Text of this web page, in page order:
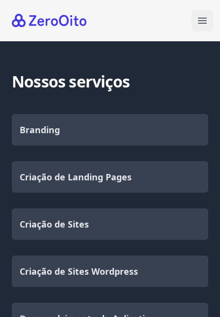
Your Company
Nossos serviços
Branding
Criação de Landing Pages
Criação de Sites
Criação de Sites Wordpress